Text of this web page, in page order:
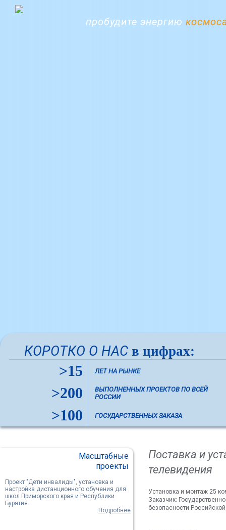
КОРОТКО О НАС в цифрах:
>15 ЛЕТ НА РЫНКЕ
>200
ВЫПОЛНЕННЫХ ПРОЕКТОВ ПО ВСЕЙ
РОССИИ
>100 ГОСУДАРСТВЕННЫХ ЗАКАЗА
Поставка и
телевидения
Установка и монтаж 25
Заказчик:
безопасности
Масштабные
проекты
Проект "Дети инвалиды", установка и
настройка дистанционного обучения для
школ Приморского края и Республики
Бурятия.
Подробнее
пробудите энергию